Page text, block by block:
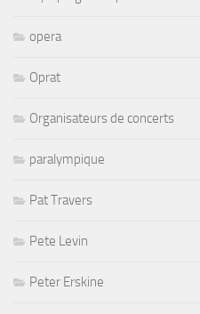
opera
Oprat
Organisateurs de concerts
paralympique
Pat Travers
Pete Levin
Peter Erskine